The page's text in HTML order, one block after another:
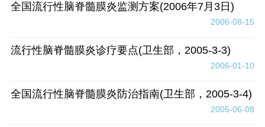
全国流行性脑脊髓膜炎监测方案(2006年7月3日)
2006-08-15
流行性脑脊髓膜炎诊疗要点(卫生部，2005-3-3)
2006-01-10
全国流行性脑脊髓膜炎防治指南(卫生部，2005-3-4)
2005-06-08